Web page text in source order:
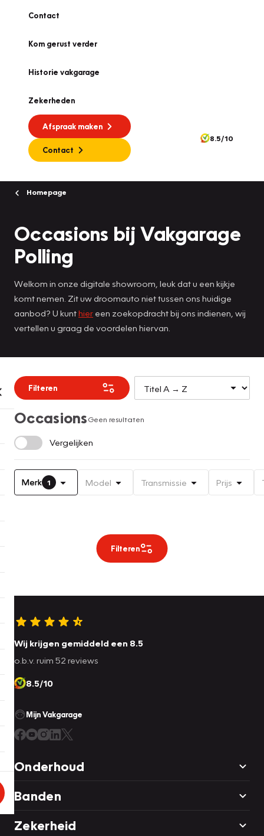
Contact
Kom gerust verder
Historie vakgarage
Zekerheden
Afspraak maken
Contact
8.5/10
Homepage
Occasions bij Vakgarage
Polling
Welkom in onze digitale showroom, leuk dat u een kijkje
komt nemen. Zit uw droomauto niet tussen ons huidige
aanbod? U kunthier een zoekopdracht bij ons indienen, wij
vertellen u graag de voordelen hiervan.
Filteren
OccasionsGeen resultaten
Vergelijken
Merk 1 Model Transmissie Prijs
Filteren
Wij krijgen gemiddeld een 8.5
o.b.v. ruim 52 reviews
8.5/10
Mijn Vakgarage
Onderhoud
Banden
Zekerheid